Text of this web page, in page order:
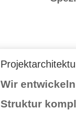
Wir
Struktur